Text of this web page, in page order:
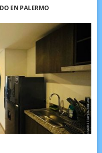
EN PALERMO